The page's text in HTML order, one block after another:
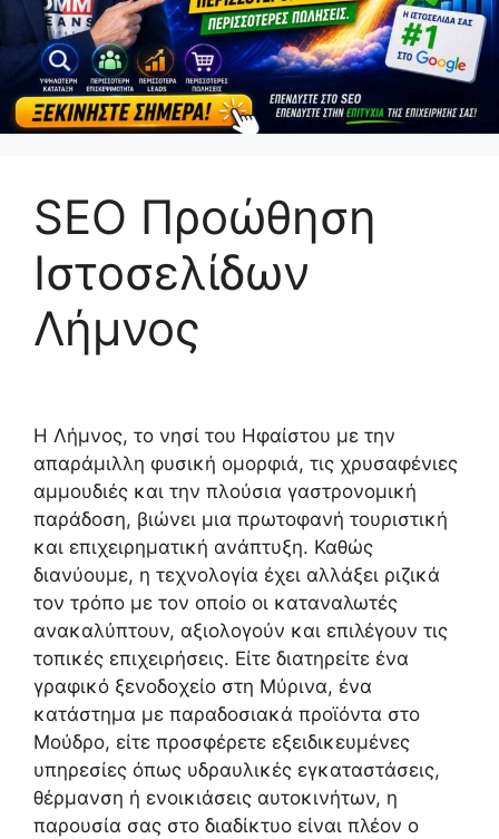
SEO Προώθηση
Ιστοσελίδων
Λήμνος
Η Λήμνος, το νησί του Ηφαίστου με την
απαράμιλλη φυσική ομορφιά, τις χρυσαφένιες
αμμουδιές και την πλούσια γαστρονομική
παράδοση, βιώνει μια πρωτοφανή τουριστική
και επιχειρηματική ανάπτυξη. Καθώς
διανύουμε, η τεχνολογία έχει αλλάξει ριζικά
τον τρόπο με τον οποίο οι καταναλωτές
ανακαλύπτουν, αξιολογούν και επιλέγουν τις
τοπικές επιχειρήσεις. Είτε διατηρείτε ένα
γραφικό ξενοδοχείο στη Μύρινα, ένα
κατάστημα με παραδοσιακά προϊόντα στο
Μούδρο, είτε προσφέρετε εξειδικευμένες
υπηρεσίες όπως υδραυλικές εγκαταστάσεις,
θέρμανση ή ενοικιάσεις αυτοκινήτων, η
παρουσία σας στο διαδίκτυο είναι πλέον ο